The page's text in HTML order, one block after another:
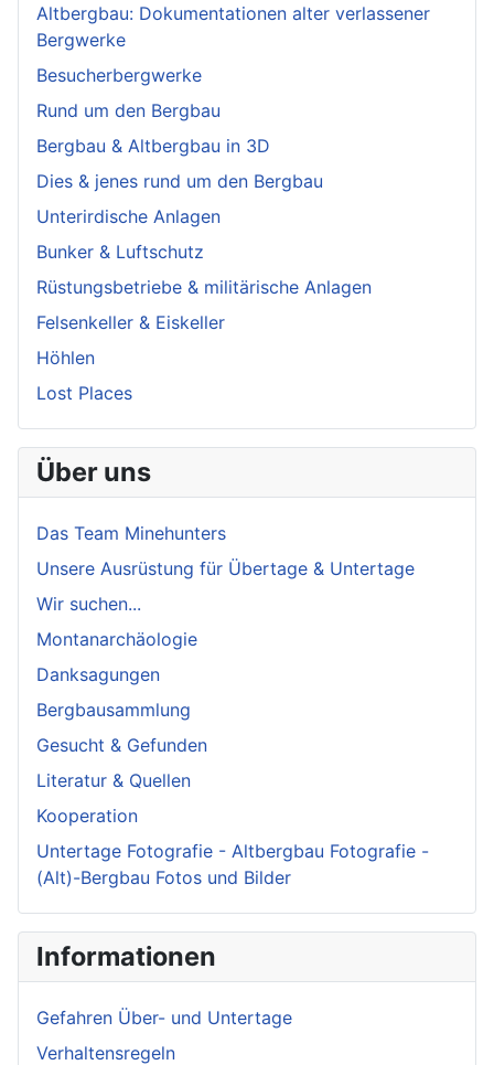
Altbergbau: Dokumentationen alter verlassener
Bergwerke
Besucherbergwerke
Rund um den Bergbau
Bergbau & Altbergbau in 3D
Dies & jenes rund um den Bergbau
Unterirdische Anlagen
Bunker & Luftschutz
Rüstungsbetriebe & militärische Anlagen
Felsenkeller & Eiskeller
Höhlen
Lost Places
Über uns
Das Team Minehunters
Unsere Ausrüstung für Übertage & Untertage
Wir suchen...
Montanarchäologie
Danksagungen
Bergbausammlung
Gesucht & Gefunden
Literatur & Quellen
Kooperation
Untertage Fotografie - Altbergbau Fotografie -
(Alt)-Bergbau Fotos und Bilder
Informationen
Gefahren Über- und Untertage
Verhaltensregeln